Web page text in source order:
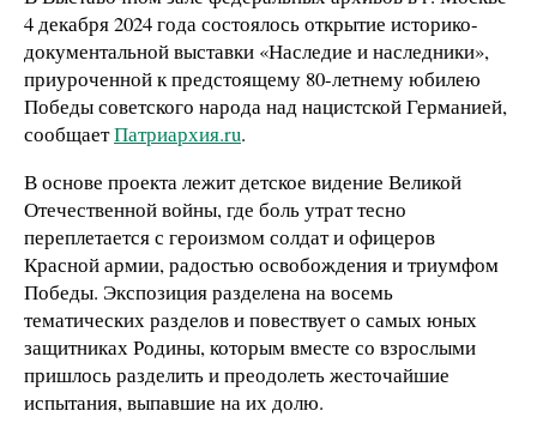
4 декабря 2024 года состоялось открытие историко-
документальной выставки «Наследие и наследники»,
приуроченной к предстоящему 80-летнему юбилею
Победы советского народа над нацистской Германией,
сообщаетПатриархия.ru.
В основе проекта лежит детское видение Великой
Отечественной войны, где боль утрат тесно
переплетается с героизмом солдат и офицеров
Красной армии, радостью освобождения и триумфом
Победы. Экспозиция разделена на восемь
тематических разделов и повествует о самых юных
защитниках Родины, которым вместе со взрослыми
пришлось разделить и преодолеть жесточайшие
испытания, выпавшие на их долю.